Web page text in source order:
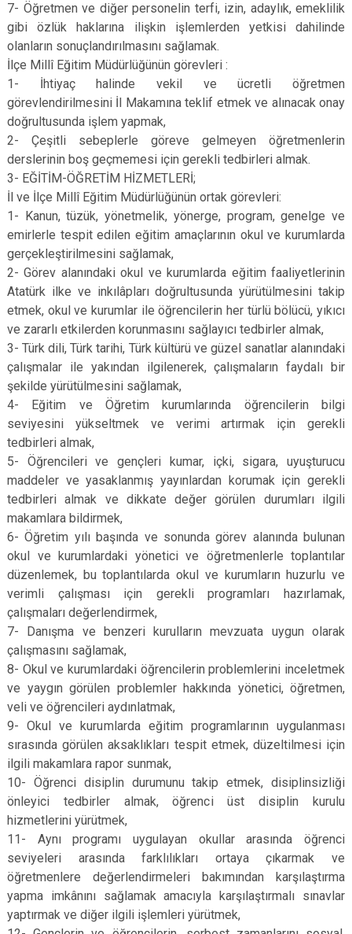
7- Öğretmen ve diğer personelin terfi, izin, adaylık, emeklilik
gibi özlük haklarına ilişkin işlemlerden yetkisi dahilinde
olanların sonuçlandırılmasını sağlamak.
İlçe Millî Eğitim Müdürlüğünün görevleri :
1- İhtiyaç halinde vekil ve ücretli öğretmen
görevlendirilmesini İl Makamına teklif etmek ve alınacak onay
doğrultusunda işlem yapmak,
2- Çeşitli sebeplerle göreve gelmeyen öğretmenlerin
derslerinin boş geçmemesi için gerekli tedbirleri almak.
3- EĞİTİM-ÖĞRETİM HİZMETLERİ;
İl ve İlçe Millî Eğitim Müdürlüğünün ortak görevleri:
1- Kanun, tüzük, yönetmelik, yönerge, program, genelge ve
emirlerle tespit edilen eğitim amaçlarının okul ve kurumlarda
gerçekleştirilmesini sağlamak,
2- Görev alanındaki okul ve kurumlarda eğitim faaliyetlerinin
Atatürk ilke ve inkılâpları doğrultusunda yürütülmesini takip
etmek, okul ve kurumlar ile öğrencilerin her türlü bölücü, yıkıcı
ve zararlı etkilerden korunmasını sağlayıcı tedbirler almak,
3- Türk dili, Türk tarihi, Türk kültürü ve güzel sanatlar alanındaki
çalışmalar ile yakından ilgilenerek, çalışmaların faydalı bir
şekilde yürütülmesini sağlamak,
4- Eğitim ve Öğretim kurumlarında öğrencilerin bilgi
seviyesini yükseltmek ve verimi artırmak için gerekli
tedbirleri almak,
5- Öğrencileri ve gençleri kumar, içki, sigara, uyuşturucu
maddeler ve yasaklanmış yayınlardan korumak için gerekli
tedbirleri almak ve dikkate değer görülen durumları ilgili
makamlara bildirmek,
6- Öğretim yılı başında ve sonunda görev alanında bulunan
okul ve kurumlardaki yönetici ve öğretmenlerle toplantılar
düzenlemek, bu toplantılarda okul ve kurumların huzurlu ve
verimli çalışması için gerekli programları hazırlamak,
çalışmaları değerlendirmek,
7- Danışma ve benzeri kurulların mevzuata uygun olarak
çalışmasını sağlamak,
8- Okul ve kurumlardaki öğrencilerin problemlerini inceletmek
ve yaygın görülen problemler hakkında yönetici, öğretmen,
veli ve öğrencileri aydınlatmak,
9- Okul ve kurumlarda eğitim programlarının uygulanması
sırasında görülen aksaklıkları tespit etmek, düzeltilmesi için
ilgili makamlara rapor sunmak,
10- Öğrenci disiplin durumunu takip etmek, disiplinsizliği
önleyici tedbirler almak, öğrenci üst disiplin kurulu
hizmetlerini yürütmek,
11- Aynı programı uygulayan okullar arasında öğrenci
seviyeleri arasında farklılıkları ortaya çıkarmak ve
öğretmenlere değerlendirmeleri bakımından karşılaştırma
yapma imkânını sağlamak amacıyla karşılaştırmalı sınavlar
yaptırmak ve diğer ilgili işlemleri yürütmek,